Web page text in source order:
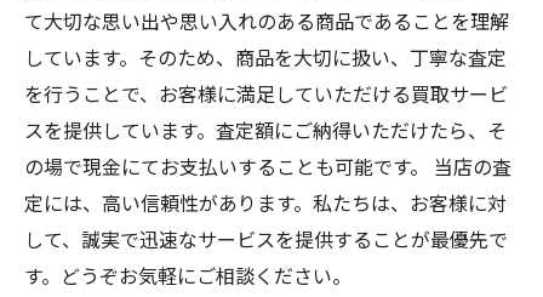
て大切な思い出や思い入れのある商品であることを理解
しています。そのため、商品を大切に扱い、丁寧な査定
を行うことで、お客様に満足していただける買取サービ
スを提供しています。査定額にご納得いただけたら、そ
の場で現金にてお支払いすることも可能です。 当店の査
定には、高い信頼性があります。私たちは、お客様に対
して、誠実で迅速なサービスを提供することが最優先で
す。どうぞお気軽にご相談ください。